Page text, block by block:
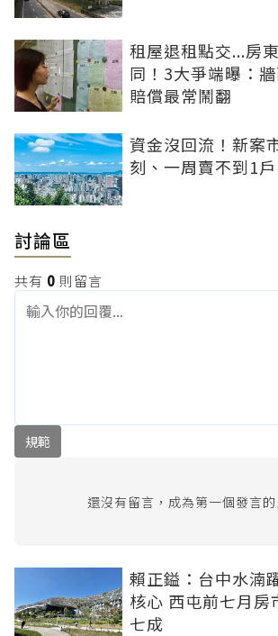
租屋退租點交...房
同！3大爭端曝：
賠償最常鬧翻
資金沒回流！新案
刻、一周賣不到1戶
討論區
共有 0 則留言
規範
還沒有留言，成為第一個發言的
賴正鎰：台中水湳
核心 西屯前七月房
七成